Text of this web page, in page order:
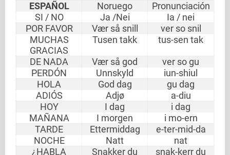
ESPAÑOL Noruego
Pronunciación
SI / NO
Ja /Nei
Ia / nei
POR FAVOR
Vær så snill
ver so snil
MUCHAS
GRACIAS
Tusen takk tus-sen tak
DE NADA Vær så god
ver so gu
PERDÓN
Unnskyld
iun-shiul
HOLA
God dag
gu dag
ADIÓS
Adjø
a-diu
HOY
I dag
i dag
MAÑANA
I morgen
i mo-ern
TARDE
Ettermiddag
e-ter-mid-da
NOCHE
Natt
nat
¿HABLA
Snakker du
snak-kerr du